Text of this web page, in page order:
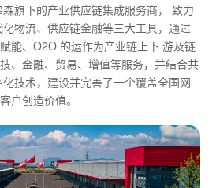
旗下的产业供应链集成服务商， 致力
物流、供应链金融等三大工具，通过
能、O2O 的运作为产业链上下 游及链
、金融、贸易、增值等服务，并结合共
技术，建设并完善了一个覆盖全国网
户创造价值。